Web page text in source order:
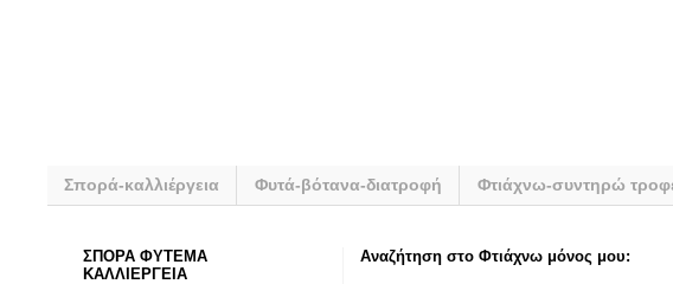
Σπορά-καλλιέργεια Φυτά-βότανα-διατροφή Φτιάχνω-συντηρώ
Αναζήτηση στο Φτιάχνω μόνος μου:
ΣΠΟΡΑ ΦΥΤΕΜΑ
ΚΑΛΛΙΕΡΓΕΙΑ